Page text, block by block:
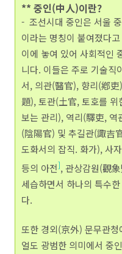
** 중인(中人)이란?
- 조선시대 중인은 서울
이라는 명칭이 붙여졌다
이에 놓여 있어 사회적인
니다. 이들은 주로 기술직
서, 의관(醫官), 향리(鄕
題), 토관(土官, 토호를
보는 관리), 역리(驛吏, 역
(陰陽官) 및 추길관(諏吉
도화서의 잡직. 화가), 사
등의 아전], 관상감원(觀
세습하면서 하나의 특수
다.
또한 경외(京外) 문무관청
얼도 광범한 의미에서 중